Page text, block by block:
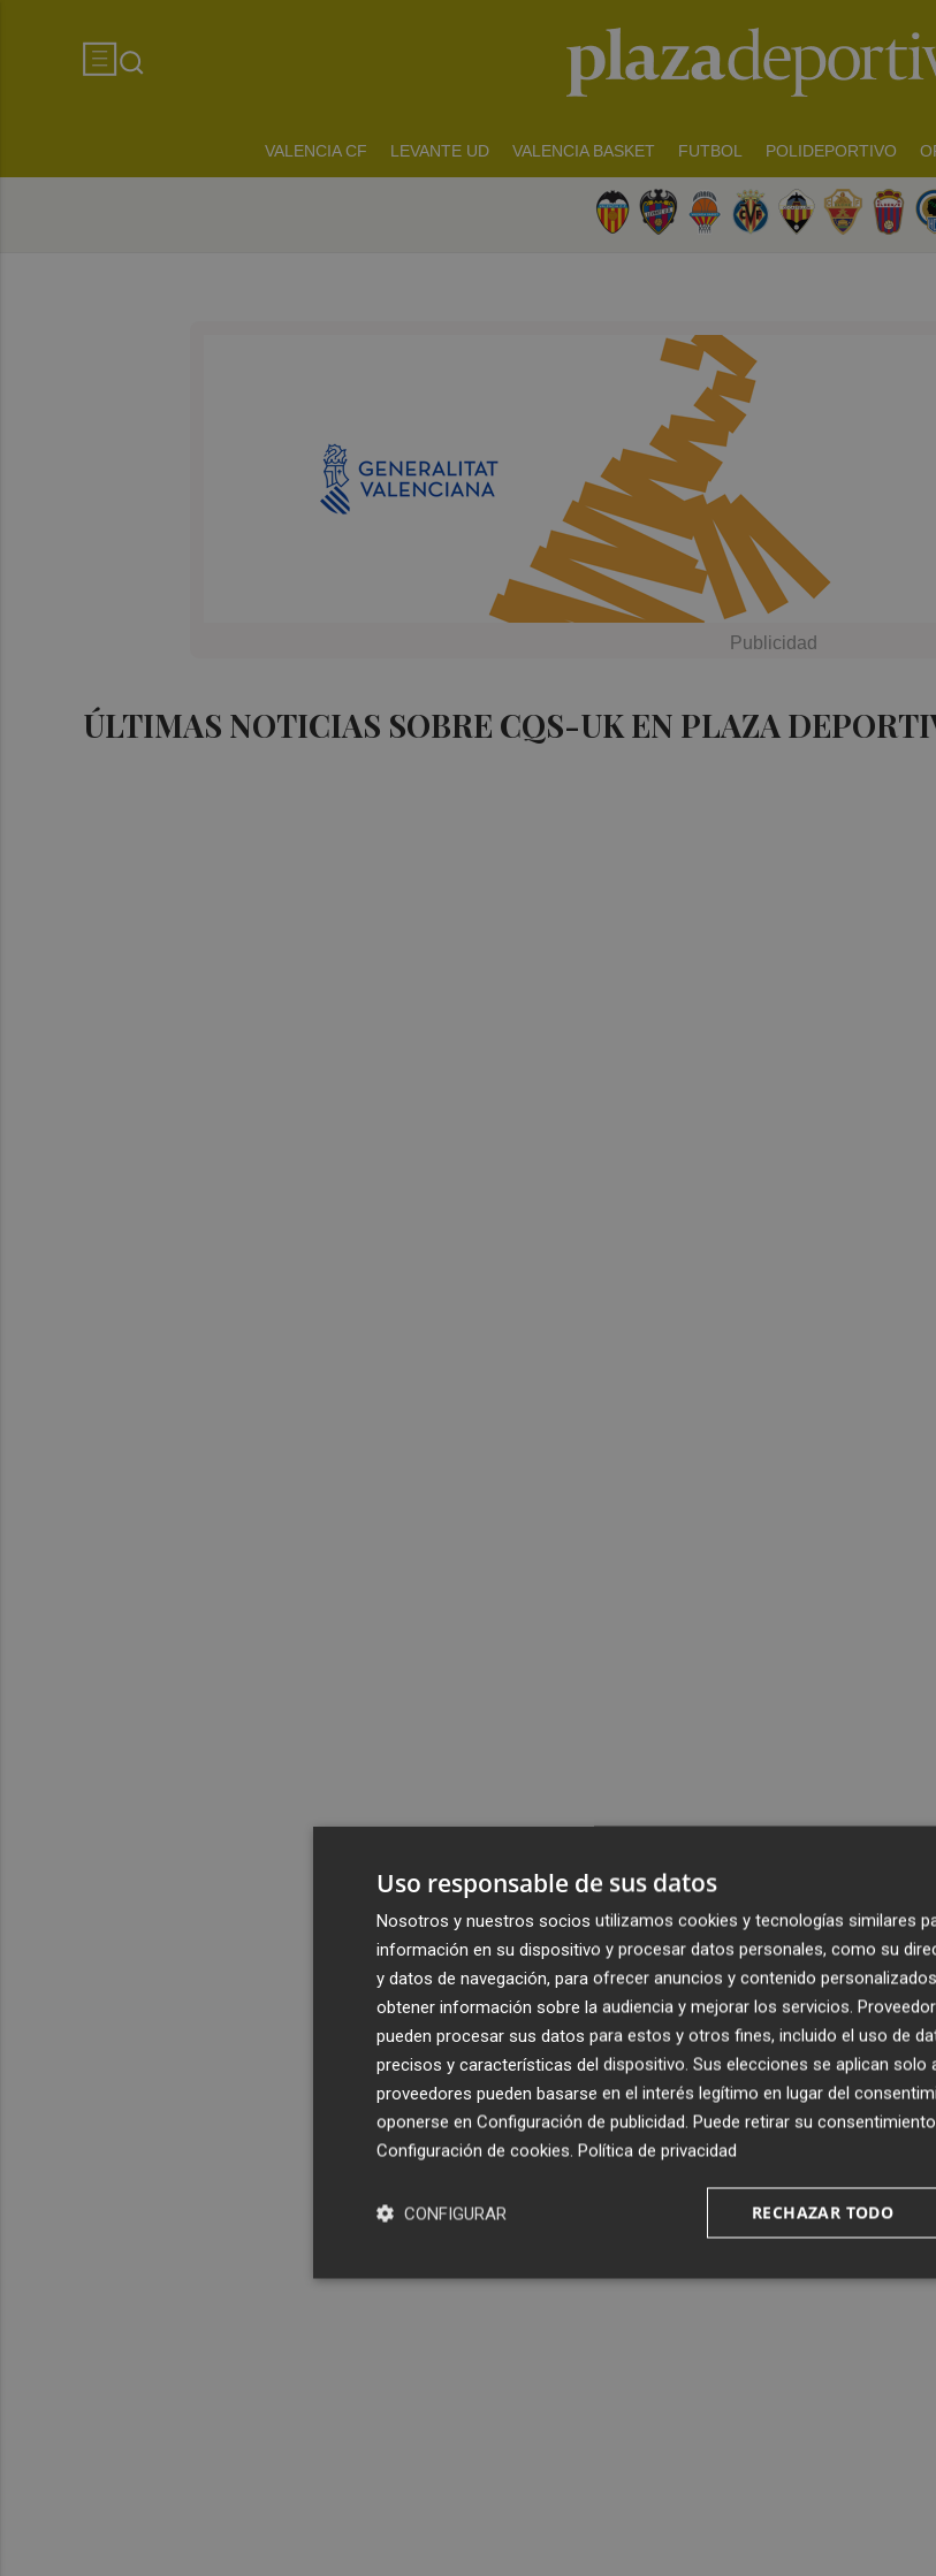
VALENCIA CF LEVANTE UD VALENCIA BASKET FUTBOL POLIDEPORTIVO
ÚLTIMAS NOTICIAS SOBRE CQS-UK EN PLAZA
Uso responsable de sus datos
Nosotros y nuestros socios utilizamos cookies y tecnologías similares
información en su dispositivo y procesar datos personales, como su
y datos de navegación, para ofrecer anuncios y contenido
obtener información sobre la audiencia y mejorar los servicios.
pueden procesar sus datos para estos y otros fines, incluido el uso de
precisos y características del dispositivo. Sus elecciones se aplican solo
proveedores pueden basarse en el interés legítimo en lugar del
oponerse en Configuración de publicidad. Puede retirar su
Configuración de cookies. Política de privacidad
RECHAZAR TODO
CONFIGURAR